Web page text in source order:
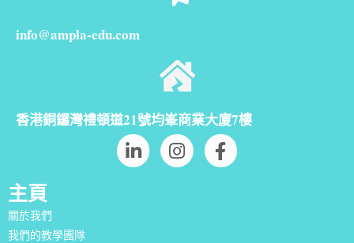
info@ampla-edu.com
香港銅鑼灣禮頓道21號均峯商業大廈7樓
主頁
關於我們
我們的教學團隊